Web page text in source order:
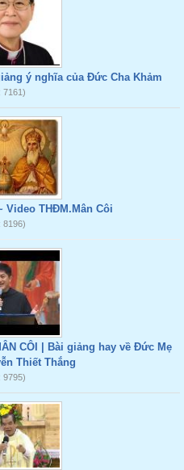
ý nghĩa của Đức Cha Khảm
7161)
Video THĐM.Mân Côi
8196)
CÔI | Bài giảng hay về Đức Mẹ
Thiết Thắng
9795)